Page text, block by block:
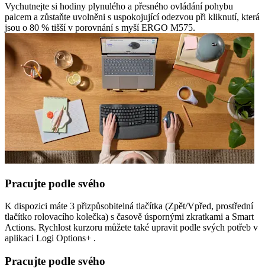
Vychutnejte si hodiny plynulého a přesného ovládání pohybu
palcem a zůstaňte uvolněni s uspokojující odezvou při kliknutí, která
jsou o 80 % tišší v porovnání s myší ERGO M575.
Pracujte podle svého
K dispozici máte 3 přizpůsobitelná tlačítka (Zpět/Vpřed, prostřední
tlačítko rolovacího kolečka) s časově úspornými zkratkami a Smart
Actions. Rychlost kurzoru můžete také upravit podle svých potřeb v
aplikaci Logi Options+ .
Pracujte podle svého